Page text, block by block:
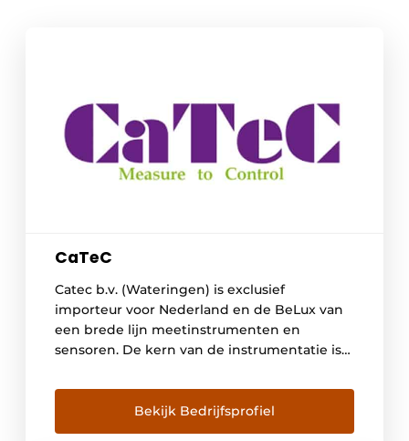
CaTeC
Catec b.v. (Wateringen) is exclusief
importeur voor Nederland en de BeLux van
een brede lijn meetinstrumenten en
sensoren. De kern van de instrumentatie is
parameters en het registreren en analyseren
van meetsignalen. De instrumentatie kent
sensoren en transmitters voor ;
Bekijk Bedrijfsprofiel